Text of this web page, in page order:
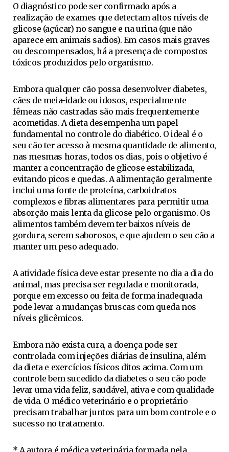
O diagnóstico pode ser confirmado após a
realização de exames que detectam altos níveis de
glicose (açúcar) no sangue e na urina (que não
aparece em animais sadios). Em casos mais graves
ou descompensados, há a presença de compostos
tóxicos produzidos pelo organismo.
Embora qualquer cão possa desenvolver diabetes,
cães de meia-idade ou idosos, especialmente
fêmeas não castradas são mais frequentemente
acometidas. A dieta desempenha um papel
fundamental no controle do diabético. O ideal é o
seu cão ter acesso à mesma quantidade de alimento,
nas mesmas horas, todos os dias, pois o objetivo é
manter a concentração de glicose estabilizada,
evitando picos e quedas. A alimentação geralmente
inclui uma fonte de proteína, carboidratos
complexos e fibras alimentares para permitir uma
absorção mais lenta da glicose pelo organismo. Os
alimentos também devem ter baixos níveis de
gordura, serem saborosos, e que ajudem o seu cão a
manter um peso adequado.
A atividade física deve estar presente no dia a dia do
animal, mas precisa ser regulada e monitorada,
porque em excesso ou feita de forma inadequada
pode levar a mudanças bruscas com queda nos
níveis glicêmicos.
Embora não exista cura, a doença pode ser
controlada com injeções diárias de insulina, além
da dieta e exercícios físicos ditos acima. Com um
controle bem sucedido da diabetes o seu cão pode
levar uma vida feliz, saudável, ativa e com qualidade
de vida. O médico veterinário e o proprietário
precisam trabalhar juntos para um bom controle e o
sucesso no tratamento.
* A autora é médica veterinária formada pela